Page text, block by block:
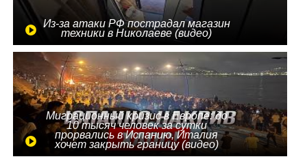
Из-за атаки РФ пострадал магазин
техники в Николаеве (видео)
Миграционный кризис в Европе: до
10 тысяч человек за сутки
прорвались в Испанию, Италия
хочет закрыть границу (видео)